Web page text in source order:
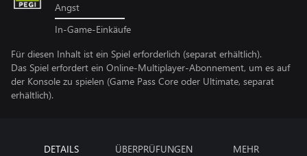
Angst
In-Game-Einkäufe
Für diesen Inhalt ist ein Spiel erforderlich (separat erhältlich).
Das Spiel erfordert ein Online-Multiplayer-Abonnement, um es auf
der Konsole zu spielen (Game Pass Core oder Ultimate, separat
erhältlich).
DETAILS ÜBERPRÜFUNGEN MEHR